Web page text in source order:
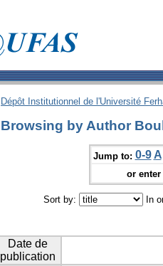
Dépôt Institutionnel de l'Université
Browsing by Author
Jump to: 0-9 A
or
Sort by: In
Date de
publication